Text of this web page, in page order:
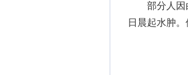
部分人因白
日晨起水肿